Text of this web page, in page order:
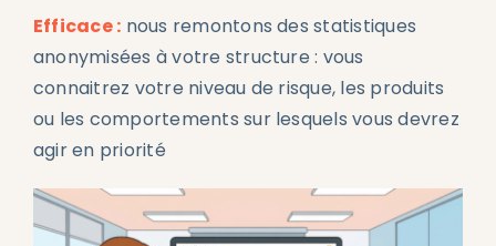
Efficace : nous remontons des statistiques
anonymisées à votre structure : vous
connaitrez votre niveau de risque, les produits
ou les comportements sur lesquels vous devrez
agir en priorité